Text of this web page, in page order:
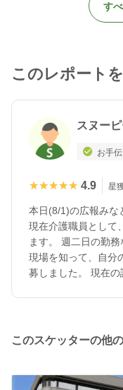
す
このレポート
スヌー
お手
★★★★★
★★★★★ 4.9 星
本日(8/1)の広報みな
現在介護職員として
ます。 週二日の勤
現場を知って、自分
募しました。 現在の
ら、頑張りたいと思
このスケッターの他